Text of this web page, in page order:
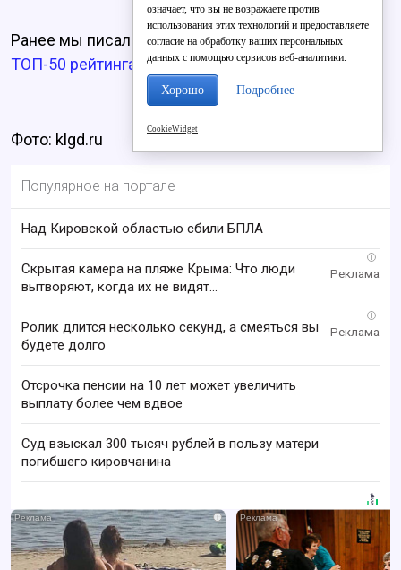
Ранее мы писали, чтоИгорь Васильев попал в
ТОП-50 рейтинга влияния глав регионов.
Фото: klgd.ru
Популярное на портале
Над Кировской областью сбили БПЛА
i
Скрытая камера на пляже Крыма: Что люди
вытворяют, когда их не видят...
i
Ролик длится несколько секунд, а смеяться вы
будете долго
Отсрочка пенсии на 10 лет может увеличить
выплату более чем вдвое
Суд взыскал 300 тысяч рублей в пользу матери
погибшего кировчанина
i
означает, что вы не возражаете против
использования этих технологий и предоставляете
согласие на обработку ваших персональных
данных с помощью сервисов веб-аналитики.
Хорошо Подробнее
CookieWidget